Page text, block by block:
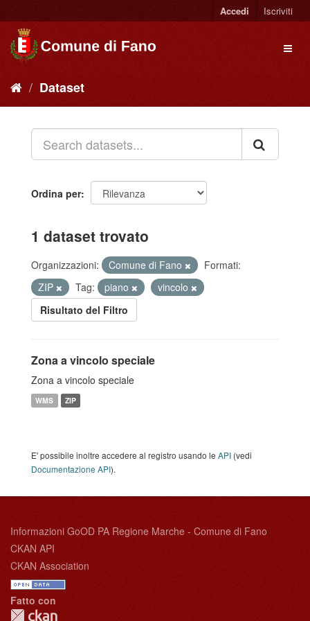
Accedi Iscriviti
Dataset
Ordina per
1 dataset trovato
Organizzazioni: Comune di Fano
Formati:
ZIP
Tag: piano
vincolo
Risultato del Filtro
Zona a vincolo speciale
Zona a vincolo speciale
WMS ZIP
E' possibile inoltre accedere al registro usando le API (vedi
Documentazione API).
Informazioni GoOD PA Regione Marche - Comune di Fano
CKAN API
CKAN Association
Fatto con